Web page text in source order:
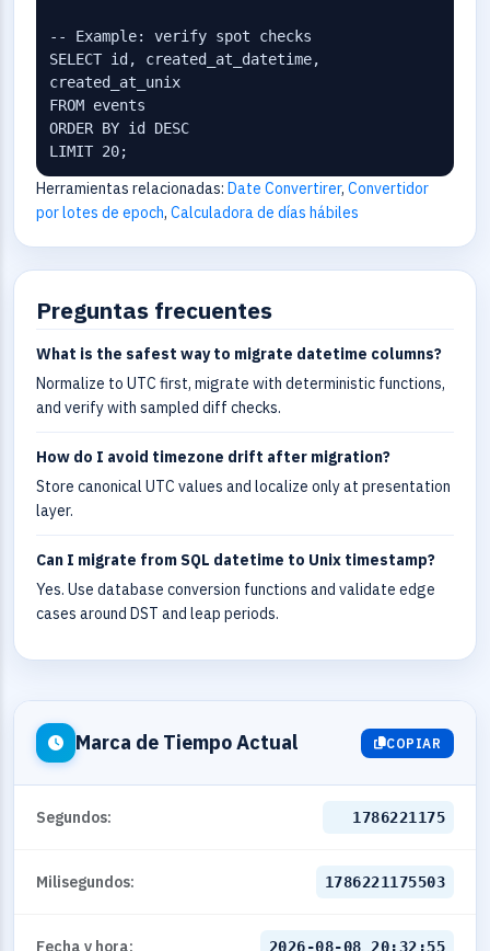
-- Example: verify spot checks
SELECT id, created_at_datetime,
created_at_unix
FROM events
ORDER BY id DESC
LIMIT 20;
Herramientas relacionadas: Date Convertirer, Convertidor
por lotes de epoch, Calculadora de días hábiles
Preguntas frecuentes
What is the safest way to migrate datetime columns?
Normalize to UTC first, migrate with deterministic functions,
and verify with sampled diff checks.
How do I avoid timezone drift after migration?
Store canonical UTC values and localize only at presentation
layer.
Can I migrate from SQL datetime to Unix timestamp?
Yes. Use database conversion functions and validate edge
cases around DST and leap periods.
Marca de Tiempo Actual COPIAR
Segundos: 1786221176
Milisegundos: 1786221176503
Fecha y hora: 2026-08-08 20:32:56